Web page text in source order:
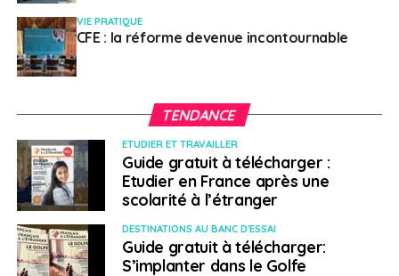
VIE PRATIQUE
CFE : la réforme devenue incontournable
TENDANCE
ETUDIER ET TRAVAILLER
Guide gratuit à télécharger :
Etudier en France après une
scolarité à l’étranger
DESTINATIONS AU BANC D'ESSAI
Guide gratuit à télécharger:
S’implanter dans le Golfe